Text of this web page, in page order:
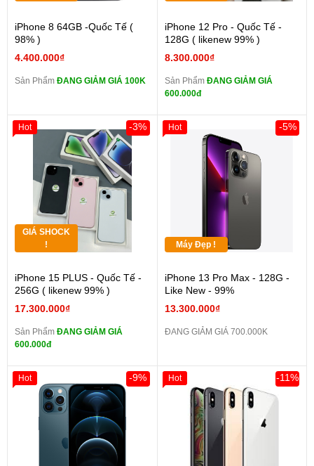
iPhone 8 64GB -Quốc Tế (
98% )
4.400.000₫
Sản Phẩm ĐANG GIẢM GIÁ 100K
iPhone 12 Pro - Quốc Tế -
128G ( likenew 99% )
8.300.000₫
Sản Phẩm ĐANG GIẢM GIÁ
600.000đ
GIÁ SHOCK
!
iPhone 15 PLUS - Quốc Tế -
256G ( likenew 99% )
17.300.000₫
-3%
Sản Phẩm ĐANG GIẢM GIÁ
600.000đ
Hot
Máy Đẹp !
iPhone 13 Pro Max - 128G -
Like New - 99%
13.300.000₫
-5%
ĐANG GIẢM GIÁ 700.000K
Hot
-9%
Hot -11%
Hot